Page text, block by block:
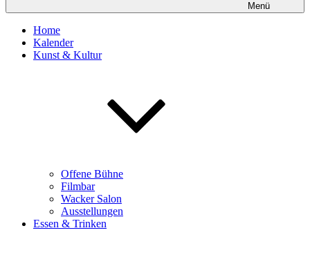
Menü
Home
Kalender
Kunst & Kultur
Offene Bühne
Filmbar
Wacker Salon
Ausstellungen
Essen & Trinken